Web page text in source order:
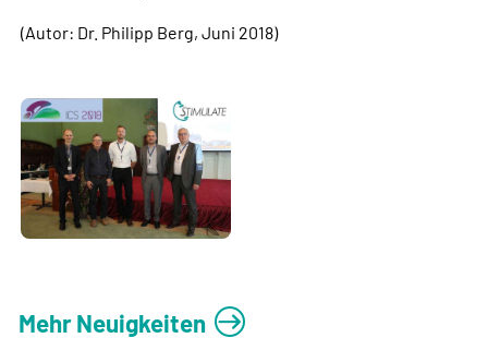
(Autor: Dr. Philipp Berg, Juni 2018)
Mehr Neuigkeiten